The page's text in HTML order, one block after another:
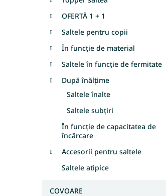
OFERTĂ 1 + 1
Saltele pentru copii
În funcție de material
Saltele în funcție de fermitate
După înălțime
Saltele înalte
Saltele subțiri
În funcție de capacitatea de
încărcare
Accesorii pentru saltele
Saltele atipice
COVOARE